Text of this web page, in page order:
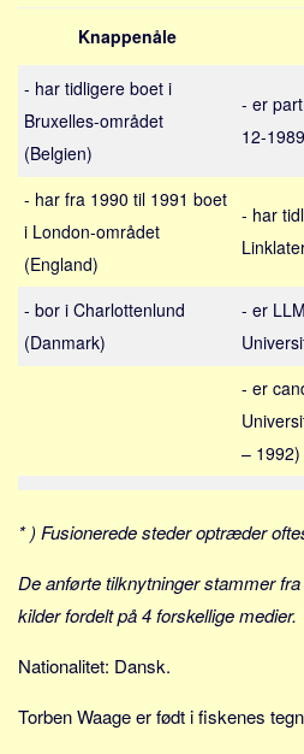
Sverige
Norge
Thailand
Italien
Grækenland
Alle
Bolig
Investering
Pension og opsparing
Social sikring og sundhed
Alle
Aspekter
Knappenåle
- har tidligere boet i
Bruxelles-området
(Belgien)
- er
12-
- har fra 1990 til 1991 boet
i London-området
(England)
- har
- bor i Charlottenlund
(Danmark)
- er
- er
– 1992)
* ) Fusionerede steder optræder
De anførte tilknytninger stammer
kilder fordelt på 4 forskellige medier.
Nationalitet: Dansk.
Torben Waage er født i fiskenes